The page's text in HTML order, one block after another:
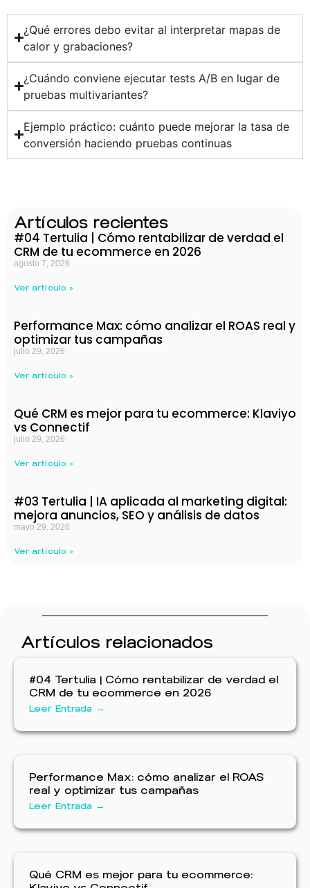
¿Qué errores debo evitar al interpretar mapas de
calor y grabaciones?
¿Cuándo conviene ejecutar tests A/B en lugar de
pruebas multivariantes?
Ejemplo práctico: cuánto puede mejorar la tasa de
conversión haciendo pruebas continuas
Artículos recientes
#04 Tertulia | Cómo rentabilizar de verdad el
CRM de tu ecommerce en 2026
agosto 7, 2026
Ver artículo »
Performance Max: cómo analizar el ROAS real y
optimizar tus campañas
julio 29, 2026
Ver artículo »
Qué CRM es mejor para tu ecommerce: Klaviyo
vs Connectif
julio 29, 2026
Ver artículo »
#03 Tertulia | IA aplicada al marketing digital:
mejora anuncios, SEO y análisis de datos
mayo 29, 2026
Ver artículo »
Artículos relacionados
#04 Tertulia | Cómo rentabilizar de verdad el
CRM de tu ecommerce en 2026
Leer Entrada →
Performance Max: cómo analizar el ROAS
real y optimizar tus campañas
Leer Entrada →
Qué CRM es mejor para tu ecommerce: